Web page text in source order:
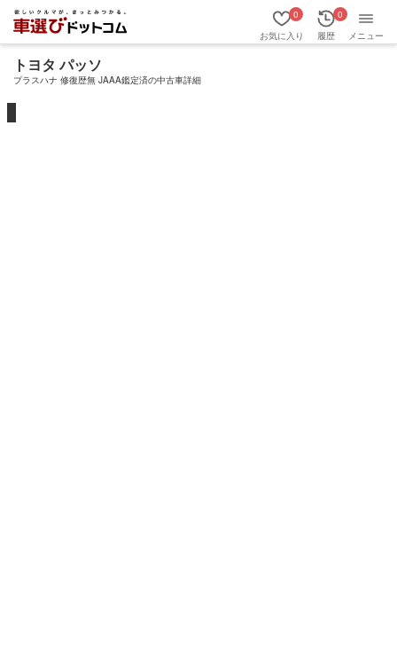
お気に入り
0
履歴
0
メニュー
トヨタ パッソ
プラスハナ 修復歴無 JAAA鑑定済の中古車詳細